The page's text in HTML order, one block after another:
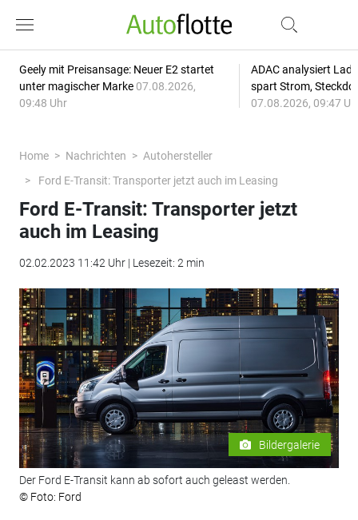
Geely mit Preisansage: Neuer E2 startet
unter magischer Marke 07.08.2026,
09:48 Uhr
ADAC analysiert
spart Strom,
07.08.2026, 09:47
Home Nachrichten
Autohersteller
Ford E-Transit: Transporter jetzt auch im Leasing
Ford E-Transit: Transporter jetzt
auch im Leasing
02.02.2023 11:42 Uhr | Lesezeit: 2 min
Bildergalerie
Der Ford E-Transit kann ab sofort auch geleast werden.
© Foto: Ford